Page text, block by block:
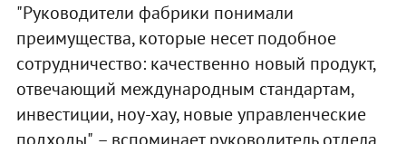
"Руководители фабрики понимали
преимущества, которые несет подобное
сотрудничество: качественно новый продукт,
отвечающий международным стандартам,
инвестиции, ноу-хау, новые управленческие